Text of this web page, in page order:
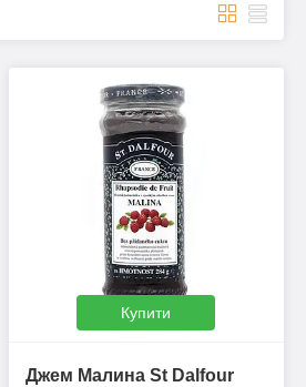
Купити
Джем Малина St Dalfour